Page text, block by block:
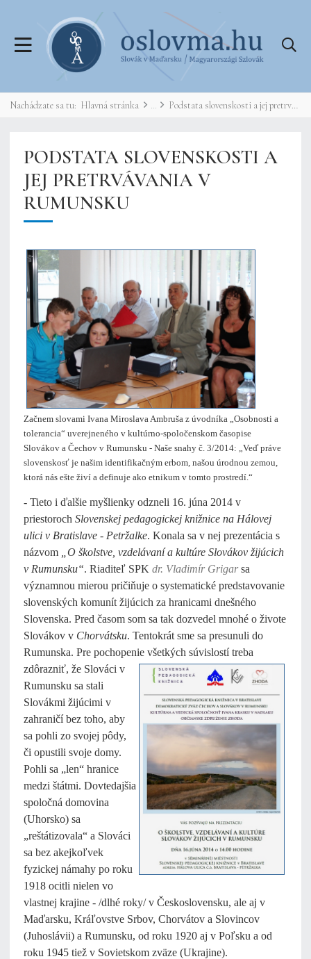
Nachádzate sa tu: Hlavná stránka Podstata slovenskosti a jej pretrvávania v Rumunsku
PODSTATA SLOVENSKOSTI A
JEJ PRETRVÁVANIA V
RUMUNSKU
Začnem slovami Ivana Miroslava Ambruša z úvodníka „Osobnosti a
tolerancia“ uverejneného v kultúrno-spoločenskom časopise
Slovákov a Čechov v Rumunsku - Naše snahy č. 3/2014: „Veď práve
slovenskosť je našim identifikačným erbom, našou úrodnou zemou,
ktorá nás ešte živí a definuje ako etnikum v tomto prostredí.“
- Tieto i ďalšie myšlienky odzneli 16. júna 2014 v
priestoroch Slovenskej pedagogickej knižnice na Hálovej
ulici v Bratislave - Petržalke. Konala sa v nej prezentácia s
názvom
„O školstve, vzdelávaní a kultúre Slovákov žijúcich
v Rumunsku“. Riaditeľ SPK dr. Vladimír Grigarsa
významnou mierou pričiňuje o systematické predstavovanie
slovenských komunít žijúcich za hranicami dnešného
Slovenska. Pred časom som sa tak dozvedel mnohé o živote
Slovákov v Chorvátsku. Tentokrát sme sa presunuli do
Rumunska. Pre pochopenie všetkých súvislostí treba
zdôrazniť, že Slováci v
Rumunsku sa stali
Slovákmi žijúcimi v
zahraničí bez toho, aby
sa pohli zo svojej pôdy,
či opustili svoje domy.
Pohli sa „len“ hranice
medzi štátmi. Dovtedajšia
spoločná domovina
(Uhorsko) sa
„reštátizovala“ a Slováci
sa bez akejkoľvek
fyzickej námahy po roku
1918 ocitli nielen vo
vlastnej krajine - /dlhé roky/ v Československu, ale aj v
Maďarsku, Kráľovstve Srbov, Chorvátov a Slovincov
(Juhoslávii) a Rumunsku, od roku 1920 aj v Poľsku a od
roku 1945 tiež v Sovietskom zväze (Ukrajine).